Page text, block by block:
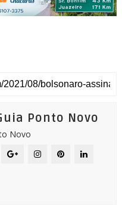
Ponto Novo
Novo